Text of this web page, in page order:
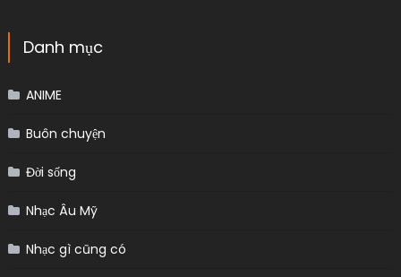
Danh mục
ANIME
Buôn chuyện
Đời sống
Nhạc Âu Mỹ
Nhạc gì cũng có